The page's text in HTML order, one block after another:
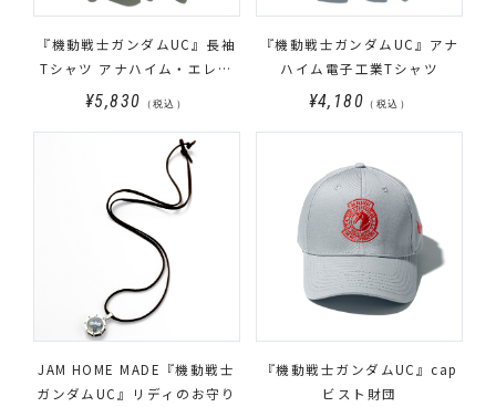
『機動戦士ガンダムUC』長袖
Tシャツ アナハイム・エレク
トロニクス柄
¥5,830 （税込）
『機動戦士ガンダムUC』アナ
ハイム電子工業Tシャツ
¥4,180 （税込）
JAM HOME MADE『機動戦士
ガンダムUC』リディのお守り
『機動戦士ガンダムUC』cap
ビスト財団